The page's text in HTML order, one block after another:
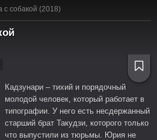
с собакой (2018)
Кадзунари – тихий и порядочный
молодой человек, который работает в
типографии. У него есть несдержанный
старший брат Такудзи, которого только
что выпустили из тюрьмы. Юрия не